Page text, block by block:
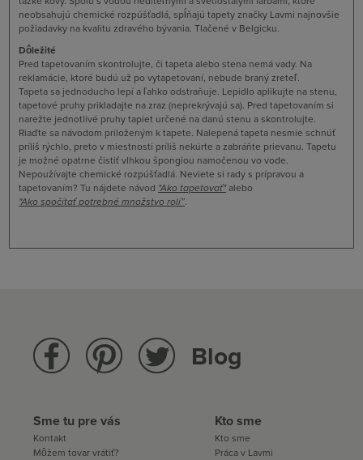
neobsahujú chemické rozpúšťadlá, spĺňajú tapety značky Lavmi najnovšie
požiadavky na kvalitu zdravého bývania. Tlačené v Belgicku.
Dôležité
Pred tapetovaním skontrolujte, či tapeta alebo stena nemá vady. Na
reklamácie, ktoré budú už po vytapetovaní, nebude braný zreteľ.
Tapeta sa jednoducho lepí a ľahko odstraňuje. Lepidlo aplikujte na stenu,
tapetové pruhy prikladajte na zraz (neprekrývajú sa). Pred tapetovaním si
narežte jednotlivé pruhy tapiet určené na danú stenu a skontrolujte.
Riaďte sa návodom priloženým k tapete. Nalepená tapeta nesmie schnúť
príliš rýchlo, preto v miestnosti príliš nekúrte a zabráňte prievanu. Tapetu
je možné opatrne čistiť vlhkou špongiou namočenou vo vode.
Nepoužívajte chemické rozpúšťadlá. Neviete si rady s prípravou a
tapetovaním? Tu nájdete návod "Ako tapetovať"alebo
"Ako spočítať potrebné množstvo rolí”.
Blog
Sme tu pre vás
Kontakt
Môžem tovar vrátiť?
Kto sme
Kto sme
Práca v Lavmi